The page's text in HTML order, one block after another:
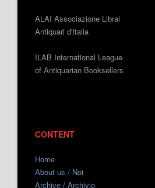
ALAI Associazione Librai
Antiquari d'Italia
ILAB International League
of Antiquarian Booksellers
CONTENT
Home
About us / Noi
Archive / Archivio